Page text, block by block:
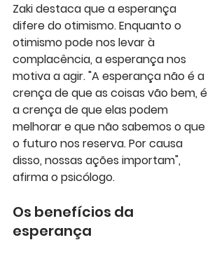
Zaki destaca que a esperança
difere do otimismo. Enquanto o
otimismo pode nos levar à
complacência, a esperança nos
motiva a agir. "A esperança não é a
crença de que as coisas vão bem, é
a crença de que elas podem
melhorar e que não sabemos o que
o futuro nos reserva. Por causa
disso, nossas ações importam",
afirma o psicólogo.
Os benefícios da
esperança